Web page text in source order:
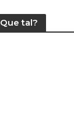
Que tal?